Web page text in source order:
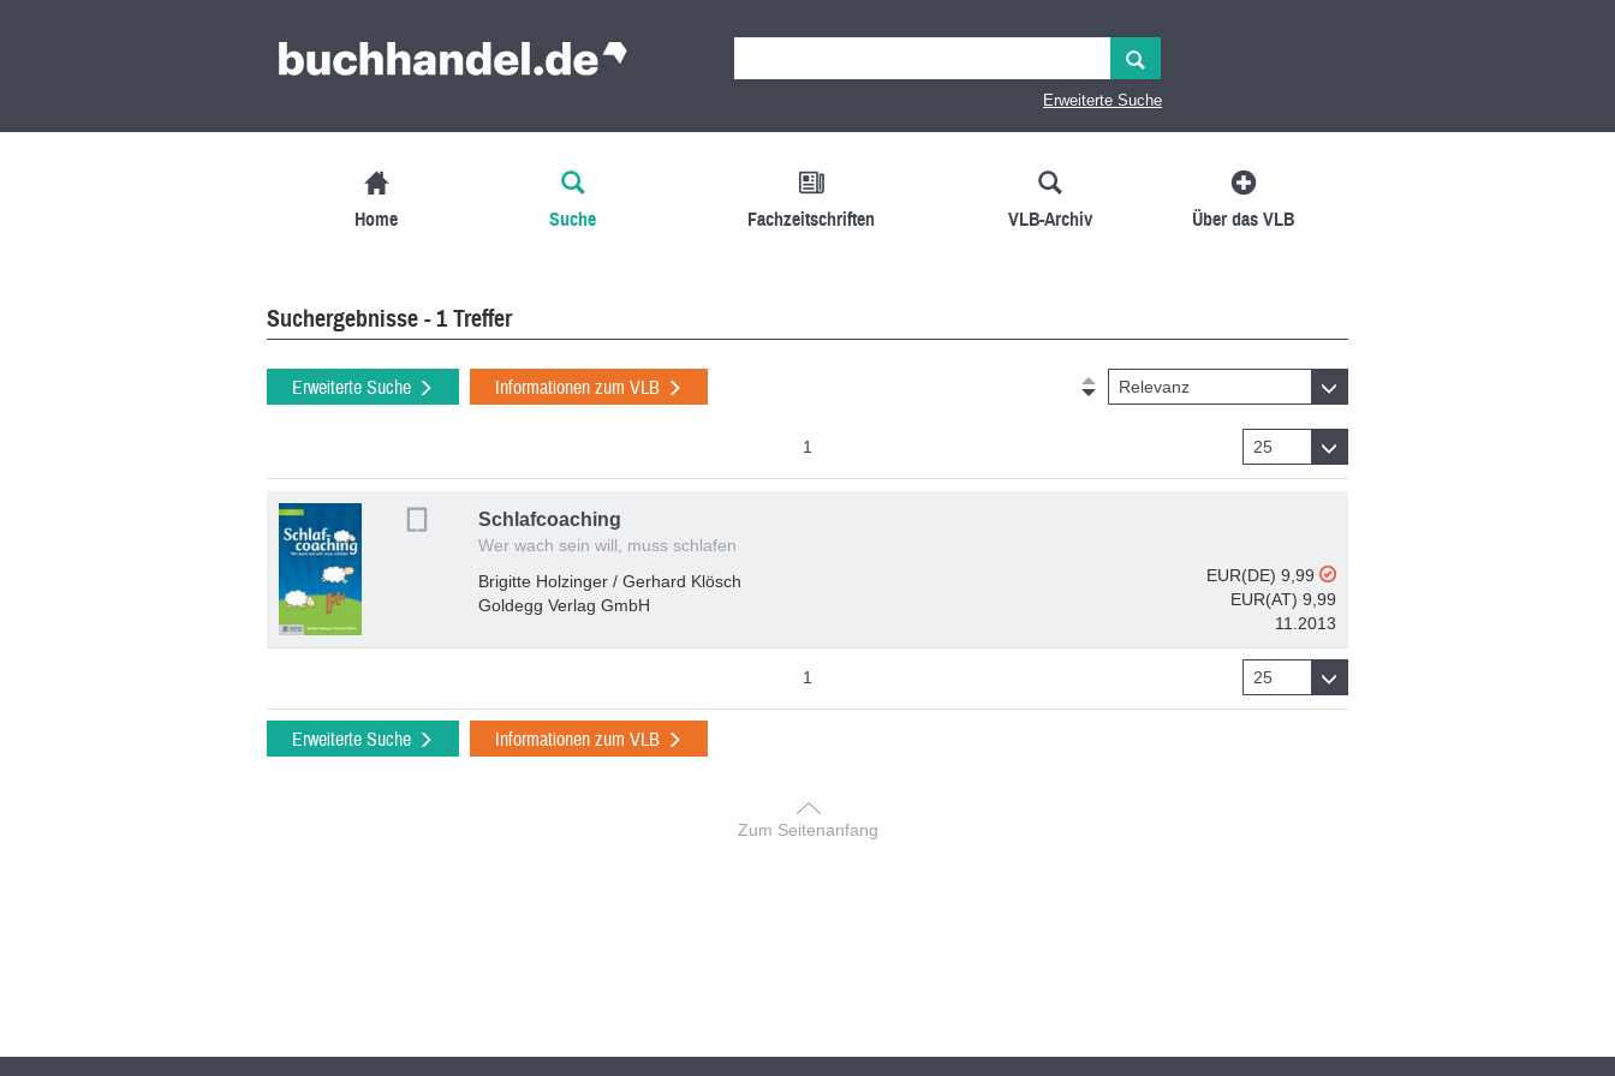
Erweiterte Suche
Home Suche Fachzeitschriften VLB-Archiv Über das VLB
Suchergebnisse - 1 Treffer
Erweiterte Suche Informationen zum VLB Relevanz
1 25
Schlafcoaching
Wer wach sein will, muss schlafen
Brigitte Holzinger / Gerhard Klösch
Goldegg Verlag GmbH
EUR(DE) 9,99
EUR(AT) 9,99
11.2013
1 25
Erweiterte Suche Informationen zum VLB
Zum Seitenanfang